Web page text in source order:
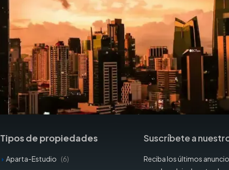
Tipos de propiedades
Aparta-Estudio (6)
Suscríbete a
Reciba los últimos